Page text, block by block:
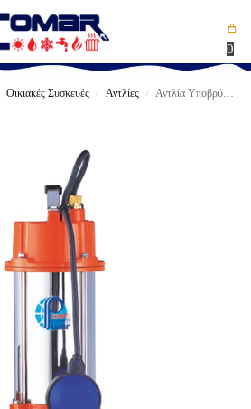
0
Οικιακές Συσκευές / Αντλίες / Αντλία Υποβρύχια ZONAS SHOWFOU SH-112A Παροχής & μεγάλου μανόμετρικου / Λασπόνερα – σεντίνες (SH112A/SH332H)